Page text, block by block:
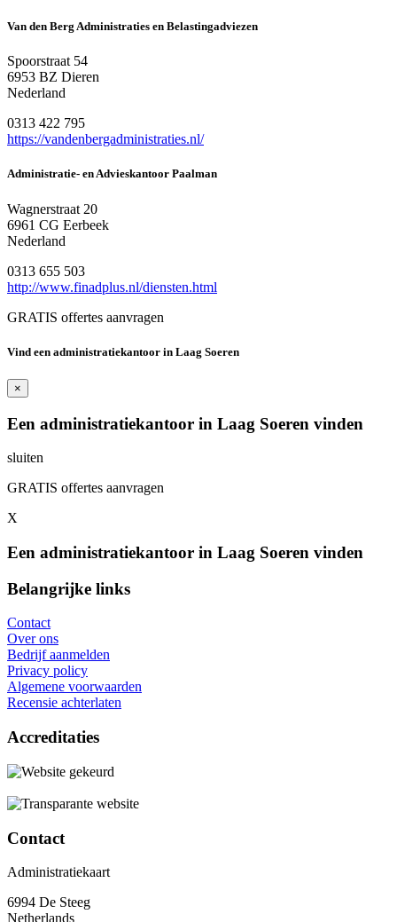
Van den Berg Administraties en Belastingadviezen
Spoorstraat 54
6953 BZ Dieren
Nederland
0313 422 795
https://vandenbergadministraties.nl/
Administratie- en Advieskantoor Paalman
Wagnerstraat 20
6961 CG Eerbeek
Nederland
0313 655 503
http://www.finadplus.nl/diensten.html
GRATIS offertes aanvragen
Vind een administratiekantoor in Laag Soeren
×
Een administratiekantoor in Laag Soeren vinden
sluiten
GRATIS offertes aanvragen
X
Een administratiekantoor in Laag Soeren vinden
Belangrijke links
Contact
Over ons
Bedrijf aanmelden
Privacy policy
Algemene voorwaarden
Recensie achterlaten
Accreditaties
Contact
Administratiekaart
6994 De Steeg
Netherlands